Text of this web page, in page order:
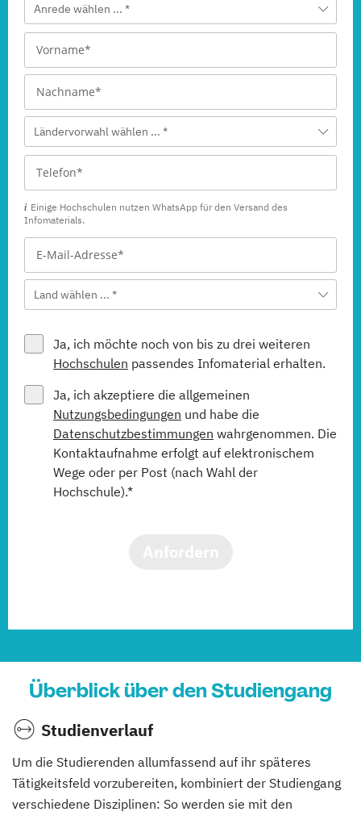
Anrede wählen ... *
Ländervorwahl wählen ... *
Einige Hochschulen nutzen WhatsApp für den Versand des
Infomaterials.
Land wählen ... *
Ja, ich möchte noch von bis zu drei weiteren
Hochschulen passendes Infomaterial erhalten.
Ja, ich akzeptiere die allgemeinen
Nutzungsbedingungen und habe die
Datenschutzbestimmungen wahrgenommen. Die
Kontaktaufnahme erfolgt auf elektronischem
Wege oder per Post (nach Wahl der
Hochschule).*
Überblick über den Studiengang
Studienverlauf
Um die Studierenden allumfassend auf ihr späteres
Tätigkeitsfeld vorzubereiten, kombiniert der Studiengang
verschiedene Disziplinen: So werden sie mit den